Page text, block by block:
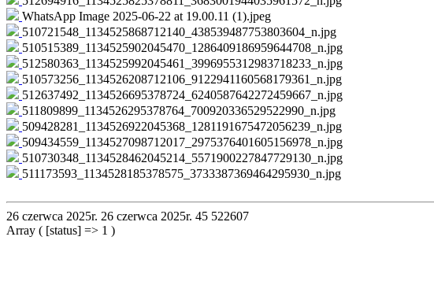
WhatsApp Image 2025-06-22 at 19.00.11 (1).jpeg
510721548_1134525868712140_438539487753803604_n.jpg
510515389_1134525902045470_1286409186959644708_n.jpg
512580363_1134525992045461_3996955312983718233_n.jpg
510573256_1134526208712106_9122941160568179361_n.jpg
512637492_1134526695378724_6240587642272459667_n.jpg
511809899_1134526295378764_700920336529522990_n.jpg
509428281_1134526922045368_1281191675472056239_n.jpg
509434559_1134527098712017_2975376401605156978_n.jpg
510730348_1134528462045214_5571900227847729130_n.jpg
511173593_1134528185378575_3733387369464295930_n.jpg
26 czerwca 2025r. 26 czerwca 2025r. 45 522607
Array ( [status] => 1 )